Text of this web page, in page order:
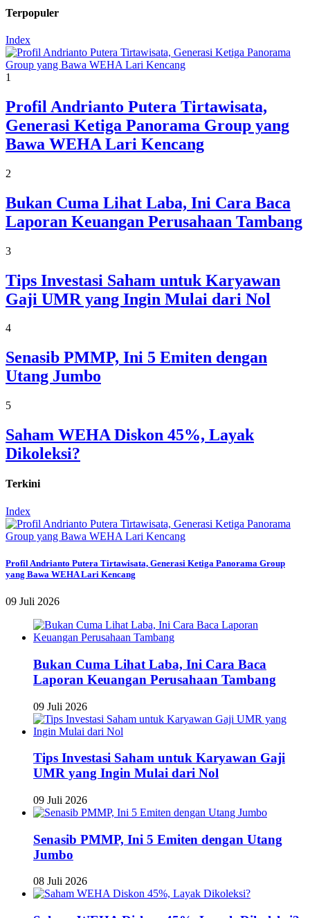
Terpopuler
Index
1
Profil Andrianto Putera Tirtawisata,
Generasi Ketiga Panorama Group yang
Bawa WEHA Lari Kencang
2
Bukan Cuma Lihat Laba, Ini Cara Baca
Laporan Keuangan Perusahaan Tambang
3
Tips Investasi Saham untuk Karyawan
Gaji UMR yang Ingin Mulai dari Nol
4
Senasib PMMP, Ini 5 Emiten dengan
Utang Jumbo
5
Saham WEHA Diskon 45%, Layak
Dikoleksi?
Terkini
Index
Profil Andrianto Putera Tirtawisata, Generasi Ketiga Panorama Group
yang Bawa WEHA Lari Kencang
09 Juli 2026
Bukan Cuma Lihat Laba, Ini Cara Baca
Laporan Keuangan Perusahaan Tambang
09 Juli 2026
Tips Investasi Saham untuk Karyawan Gaji
UMR yang Ingin Mulai dari Nol
09 Juli 2026
Senasib PMMP, Ini 5 Emiten dengan Utang
Jumbo
08 Juli 2026